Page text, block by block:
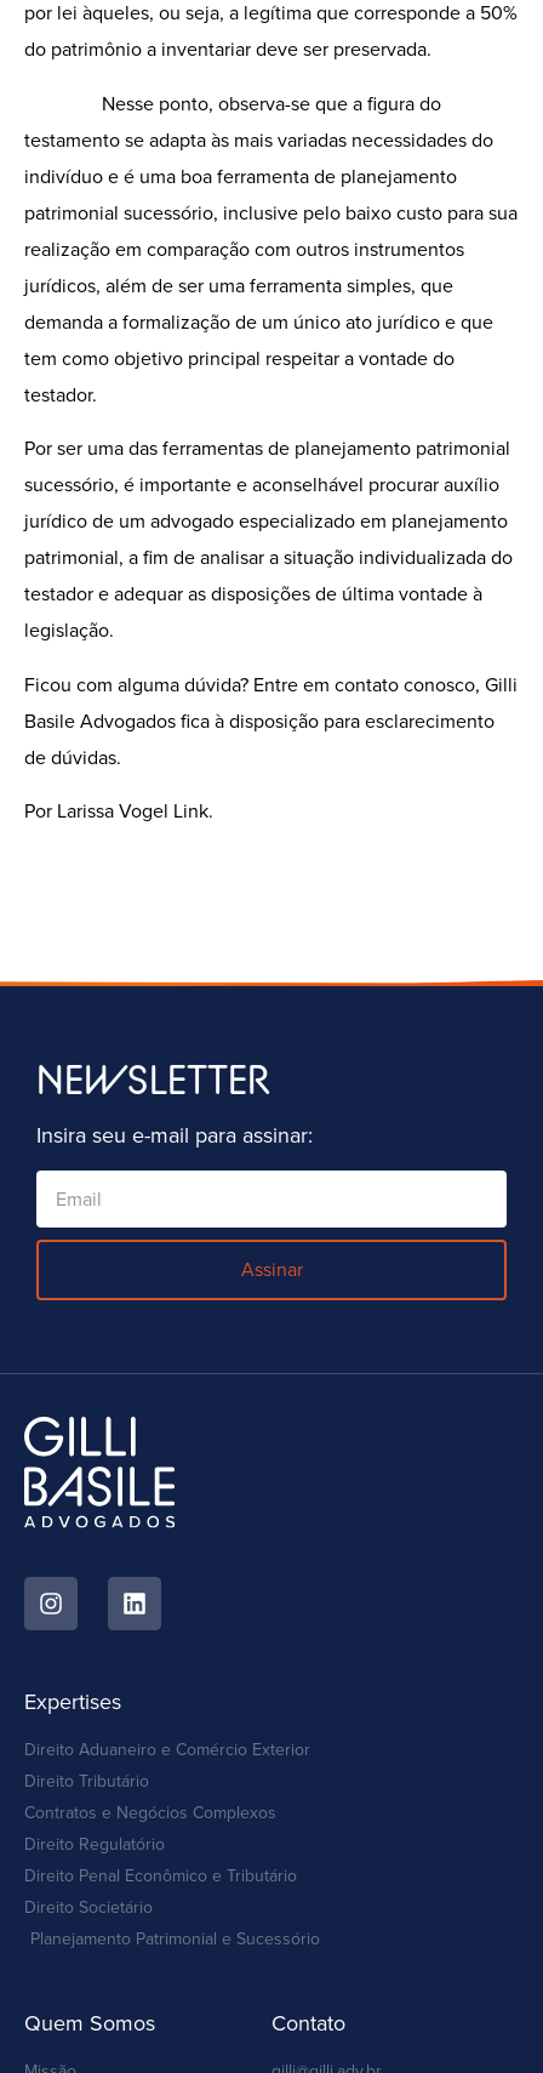
por lei àqueles, ou seja, a legítima que corresponde a 50%
do patrimônio a inventariar deve ser preservada.
Nesse ponto, observa-se que a figura do
testamento se adapta às mais variadas necessidades do
indivíduo e é uma boa ferramenta de planejamento
patrimonial sucessório, inclusive pelo baixo custo para sua
realização em comparação com outros instrumentos
jurídicos, além de ser uma ferramenta simples, que
demanda a formalização de um único ato jurídico e que
tem como objetivo principal respeitar a vontade do
testador.
Por ser uma das ferramentas de planejamento patrimonial
sucessório, é importante e aconselhável procurar auxílio
jurídico de um advogado especializado em planejamento
patrimonial, a fim de analisar a situação individualizada do
testador e adequar as disposições de última vontade à
legislação.
Ficou com alguma dúvida? Entre em contato conosco, Gilli
Basile Advogados fica à disposição para esclarecimento
de dúvidas.
Por Larissa Vogel Link.
NEWSLETTER
Insira seu e-mail para assinar:
Assinar
Expertises
Direito Aduaneiro e Comércio Exterior
Direito Tributário
Contratos e Negócios Complexos
Direito Regulatório
Direito Penal Econômico e Tributário
Direito Societário
Planejamento Patrimonial e Sucessório
Quem Somos Contato